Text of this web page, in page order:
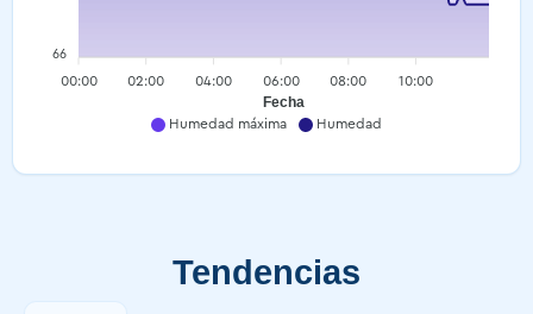
Humedad máxima Humedad
00:00 02:00 04:00 06:00 08:00 10:00
Fecha
66
Tendencias